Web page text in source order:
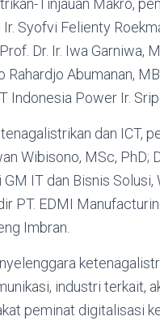
Tinjauan Makro,
Syofvi Felienty
Dr. Ir. Iwa Garniwa,
Abumanan,
Indonesia Power Ir.
dan ICT,
Wibisono, MSc, PhD;
IT dan Bisnis Solusi,
PT. EDMI
Imbran.
industri terkait,
peminat digitalisasi